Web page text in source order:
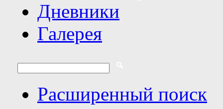
Дневники
Галерея
Расширенный поиск